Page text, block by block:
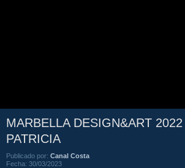
MARBELLA DESIGN&ART
PATRICIA
Publicado por: Canal Costa
Fecha: 30/03/2023